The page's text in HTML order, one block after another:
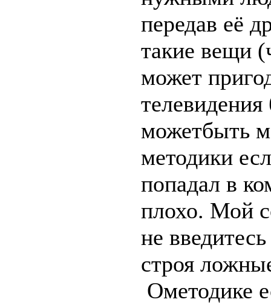
передав её
такие вещи
может
можетбыть
методики
попадал в
плохо. Мой
не
строя
Ометодике